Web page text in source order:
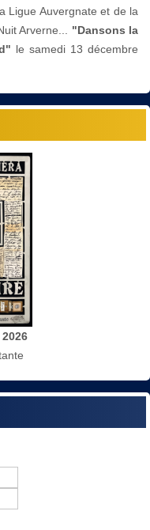
Ligue Auvergnate et de la
Arverne... "Dansons la
le samedi 13 décembre
2026